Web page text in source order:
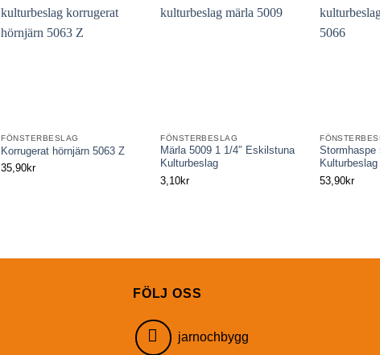
FÖNSTERBESLAG
Korrugerat hörnjärn 5063 Z
35,90kr
FÖNSTERBESLAG
Märla 5009 1 1/4″ Eskilstuna
Kulturbeslag
3,10kr
Stormhaspe
Kulturbeslag
53,90kr
FÖLJ OSS
jarnochbygg